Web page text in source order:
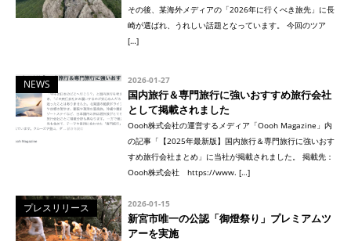
その後、某海外メディアの「2026年に行くべき旅先」に長
崎が選ばれ、うれしい話題となっています。 今回のツア
[…]
NEWS 2026-01-27
国内旅行＆専門旅行に強いおすすめ旅行会社
として掲載されました
Oooh株式会社の運営するメディア「Oooh Magazine」内
の記事「【2025年最新版】国内旅行＆専門旅行に強いおす
すめ旅行会社まとめ」に当社が掲載されました。 掲載先：
Oooh株式会社 https://www. […]
プレスリリース 2026-01-15
新宮市唯一の公認「御燈祭り」プレミアムツ
アーを実施